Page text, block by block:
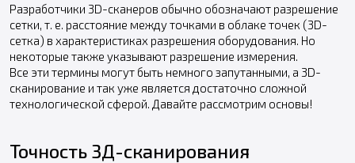
Разработчики 3D-сканеров обычно обозначают разрешение
сетки, т. е. расстояние между точками в облаке точек (3D-
сетка) в характеристиках разрешения оборудования. Но
некоторые также указывают разрешение измерения.
Все эти термины могут быть немного запутанными, а 3D-
сканирование и так уже является достаточно сложной
технологической сферой. Давайте рассмотрим основы!
Точность 3Д-сканирования